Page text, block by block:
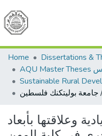
All
Home
وعلاقتها بأبعاد